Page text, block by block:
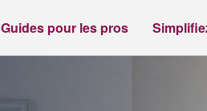
Guides pour les pros